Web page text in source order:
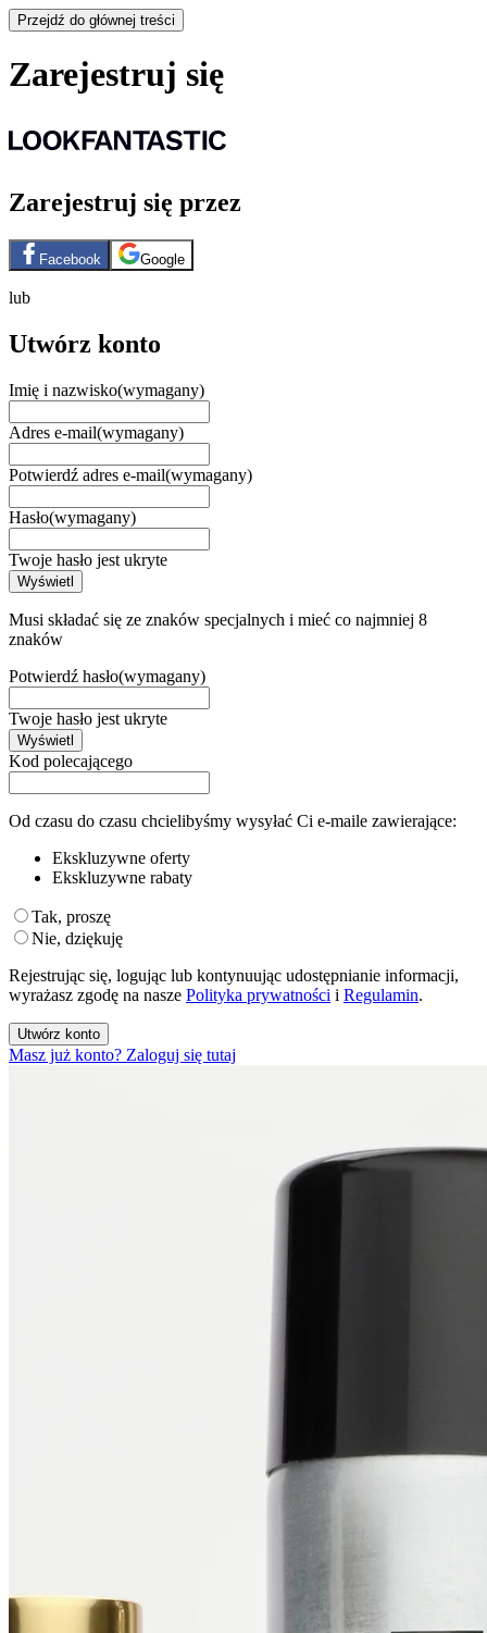
Przejdź do głównej treści
Zarejestruj się
Zarejestruj się przez
Facebook Google
lub
Utwórz konto
Imię i nazwisko(wymagany)
Adres e-mail(wymagany)
Potwierdź adres e-mail(wymagany)
Hasło(wymagany)
Twoje hasło jest ukryte
Wyświetl
Musi składać się ze znaków specjalnych i mieć co najmniej 8
znaków
Potwierdź hasło(wymagany)
Twoje hasło jest ukryte
Wyświetl
Kod polecającego
Od czasu do czasu chcielibyśmy wysyłać Ci e-maile zawierające:
Ekskluzywne oferty
Ekskluzywne rabaty
Tak, proszę
Nie, dziękuję
Rejestrując się, logując lub kontynuując udostępnianie informacji,
wyrażasz zgodę na nasze Polityka prywatności i Regulamin.
Utwórz konto
Masz już konto? Zaloguj się tutaj